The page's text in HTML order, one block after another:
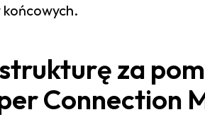
za
Connection